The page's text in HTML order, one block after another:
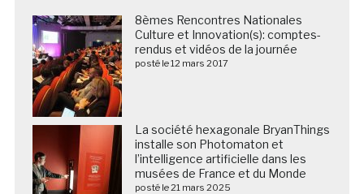
8èmes Rencontres Nationales
Culture et Innovation(s): comptes-
rendus et vidéos de la journée
posté le 12 mars 2017
La société hexagonale BryanThings
installe son Photomaton et
l’intelligence artificielle dans les
musées de France et du Monde
posté le 21 mars 2025